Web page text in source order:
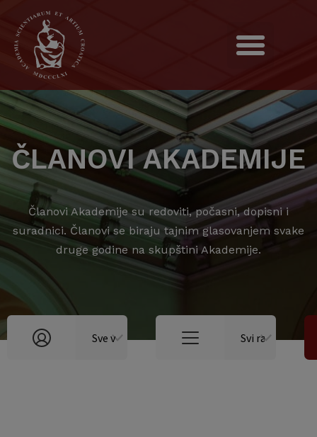
ČLANOVI AKADEMIJE
Članovi Akademije su redoviti, počasni, dopisni i
suradnici. Članovi se biraju tajnim glasovanjem svake
druge godine na skupštini Akademije.